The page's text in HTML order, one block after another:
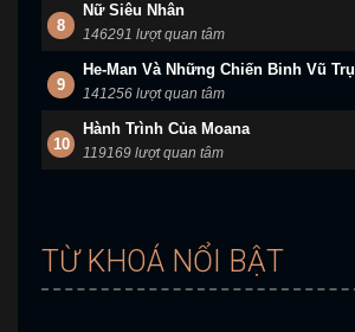
8
Nữ Siêu Nhân
146291 lượt quan tâm
9
He-Man Và Những Chiến Binh Vũ Trụ
141256 lượt quan tâm
10
Hành Trình Của Moana
119169 lượt quan tâm
TỪ KHOÁ NỔI BẬT